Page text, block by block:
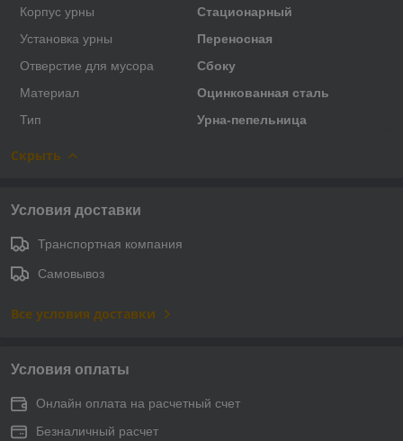
Корпус урны
Стационарный
Установка урны
Переносная
Отверстие для мусора
Сбоку
Материал
Оцинкованная сталь
Тип
Урна-пепельница
Скрыть
Условия доставки
Транспортная компания
Самовывоз
Все условия доставки
Условия оплаты
Онлайн оплата на расчетный счет
Безналичный расчет